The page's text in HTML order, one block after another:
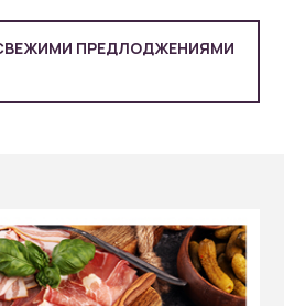
ПРЕДЛОДЖЕНИЯМИ